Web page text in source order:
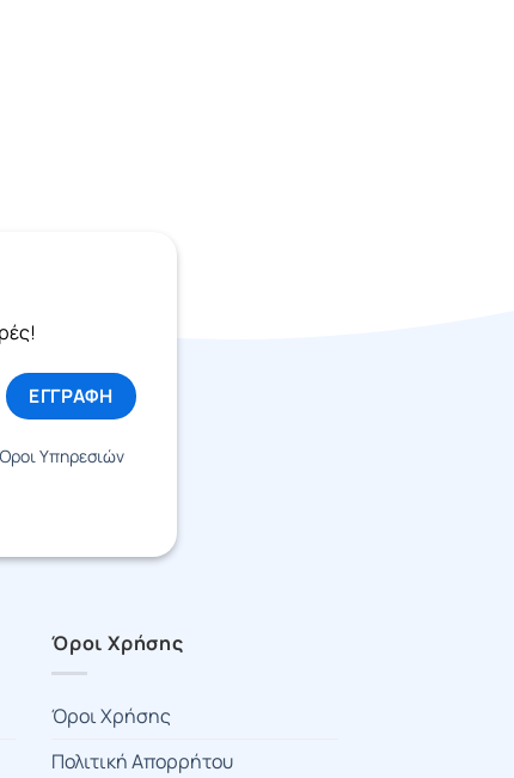
Υπηρεσιών
Όροι Χρήσης
Όροι Χρήσης
Πολιτική Απορρήτου